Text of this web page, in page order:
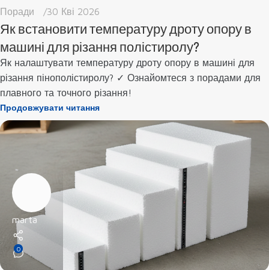
Поради 30 Кві 2026
Як встановити температуру дроту опору в
машині для різання полістиролу?
Як налаштувати температуру дроту опору в машині для
різання пінополістиролу? ✓ Ознайомтеся з порадами для
плавного та точного різання!
Продовжувати читання
marta
0